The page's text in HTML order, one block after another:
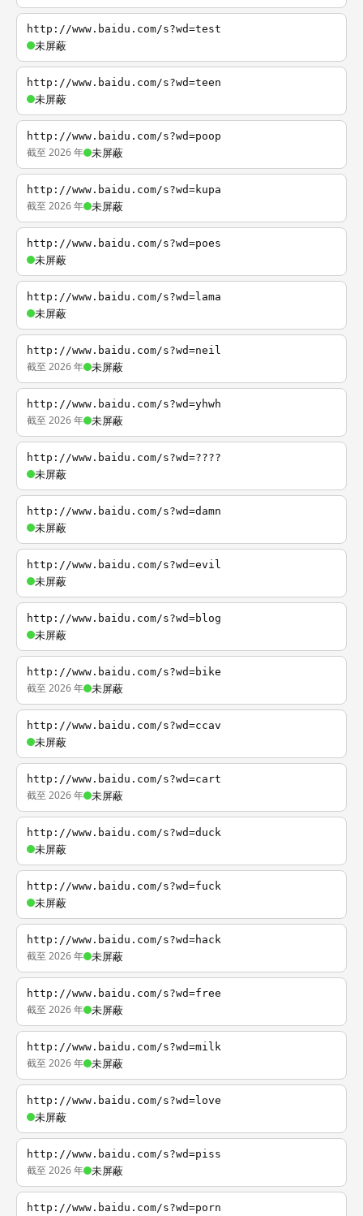
http://www.baidu.com/s?wd=test
未屏蔽
http://www.baidu.com/s?wd=teen
未屏蔽
http://www.baidu.com/s?wd=poop
截至 2026 年 未屏蔽
http://www.baidu.com/s?wd=kupa
截至 2026 年 未屏蔽
http://www.baidu.com/s?wd=poes
未屏蔽
http://www.baidu.com/s?wd=lama
未屏蔽
http://www.baidu.com/s?wd=neil
截至 2026 年 未屏蔽
http://www.baidu.com/s?wd=yhwh
截至 2026 年 未屏蔽
http://www.baidu.com/s?wd=????
未屏蔽
http://www.baidu.com/s?wd=damn
未屏蔽
http://www.baidu.com/s?wd=evil
未屏蔽
http://www.baidu.com/s?wd=blog
未屏蔽
http://www.baidu.com/s?wd=bike
截至 2026 年 未屏蔽
http://www.baidu.com/s?wd=ccav
未屏蔽
http://www.baidu.com/s?wd=cart
截至 2026 年 未屏蔽
http://www.baidu.com/s?wd=duck
未屏蔽
http://www.baidu.com/s?wd=fuck
未屏蔽
http://www.baidu.com/s?wd=hack
截至 2026 年 未屏蔽
http://www.baidu.com/s?wd=free
截至 2026 年 未屏蔽
http://www.baidu.com/s?wd=milk
截至 2026 年 未屏蔽
http://www.baidu.com/s?wd=love
未屏蔽
http://www.baidu.com/s?wd=piss
截至 2026 年 未屏蔽
http://www.baidu.com/s?wd=porn